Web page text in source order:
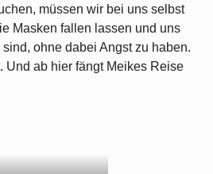
müssen wir bei uns selbst
Masken fallen lassen und uns
ohne dabei Angst zu haben.
Und ab hier fängt Meikes Reise